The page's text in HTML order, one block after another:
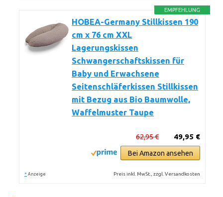
EMPFEHLUNG
HOBEA-Germany Stillkissen 190
cm x 76 cm XXL
Lagerungskissen
Schwangerschaftskissen für
Baby und Erwachsene
Seitenschläferkissen Stillkissen
mit Bezug aus Bio Baumwolle,
Waffelmuster Taupe
49,95 €
62,95 €
Bei Amazon ansehen
* Anzeige Preis inkl. MwSt., zzgl. Versandkosten